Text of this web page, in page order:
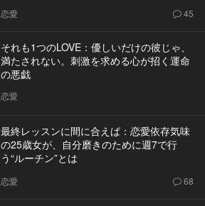
恋愛 45
それも1つのLOVE：優しいだけの彼じゃ、
満たされない。刺激を求める心が招く運命
の悪戯
恋愛
最終レッスンに間に合えば：恋愛依存気味
の25歳女が、自分磨きのために週7で行
う“ルーチン”とは
恋愛 68